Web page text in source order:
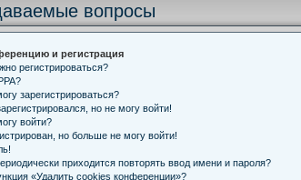
вопросы
и регистрация
регистрироваться?
зарегистрироваться?
но не могу войти!
войти?
но больше не могу войти!
приходится повторять ввод имени и пароля?
«Удалить cookies конференции»?